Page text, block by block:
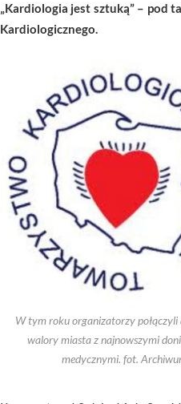
„Kardiologia jest sztuką” – pod
Kardiologicznego.
W tym roku organizatorzy
walory miasta z najnowszymi
medycznymi. fot.